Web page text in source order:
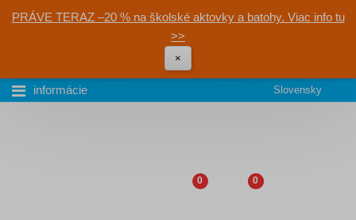
PRÁVE TERAZ –20 % na školské aktovky a batohy. Viac info tu
>>
×
informácie Slovensky
0 0